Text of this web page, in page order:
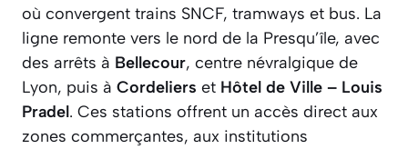
où convergent trains SNCF, tramways et bus. La
ligne remonte vers le nord de la Presqu’île, avec
des arrêts à Bellecour, centre névralgique de
Lyon, puis à Cordeliers et Hôtel de Ville – Louis
Pradel. Ces stations offrent un accès direct aux
zones commerçantes, aux institutions